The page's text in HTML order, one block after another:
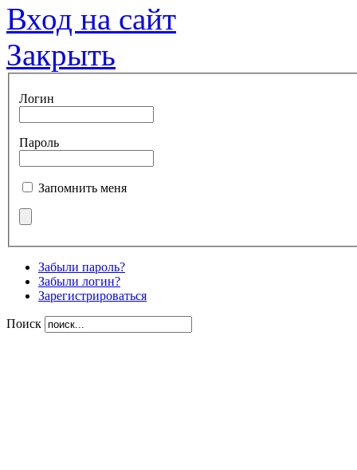
Вход на сайт
Закрыть
Логин
Пароль
Запомнить меня
Забыли пароль?
Забыли логин?
Зарегистрироваться
Поиск